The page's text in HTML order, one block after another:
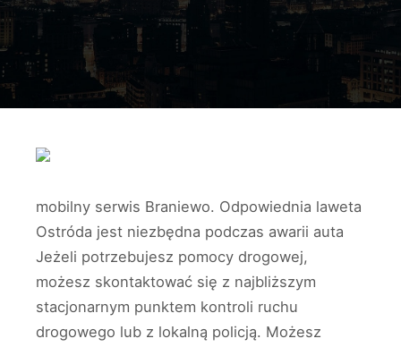
mobilny serwis Braniewo. Odpowiednia laweta
Ostróda jest niezbędna podczas awarii auta
Jeżeli potrzebujesz pomocy drogowej,
możesz skontaktować się z najbliższym
stacjonarnym punktem kontroli ruchu
drogowego lub z lokalną policją. Możesz